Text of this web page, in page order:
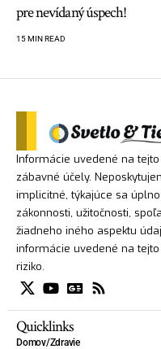
pre nevídaný úspech!
15 MIN READ
Informácie uvedené na
zábavné účely.
implicitné, týkajúce sa
zákonnosti, užitočnosti,
žiadneho iného aspektu
informácie uvedené na
riziko.
Quicklinks
Domov/Zdravie